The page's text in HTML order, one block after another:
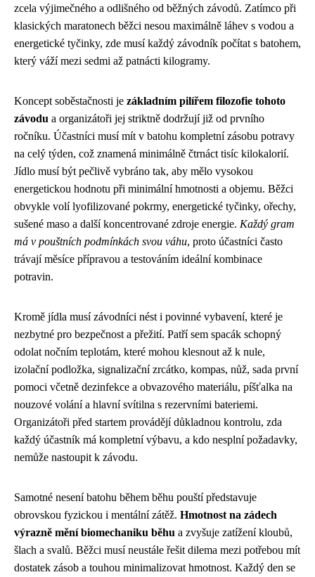
zcela výjimečného a odlišného od běžných závodů. Zatímco při
klasických maratonech běžci nesou maximálně láhev s vodou a
energetické tyčinky, zde musí každý závodník počítat s batohem,
který váží mezi sedmi až patnácti kilogramy.
Koncept soběstačnosti je základním pilířem filozofie tohoto
závodu a organizátoři jej striktně dodržují již od prvního
ročníku. Účastníci musí mít v batohu kompletní zásobu potravy
na celý týden, což znamená minimálně čtrnáct tisíc kilokalorií.
Jídlo musí být pečlivě vybráno tak, aby mělo vysokou
energetickou hodnotu při minimální hmotnosti a objemu. Běžci
obvykle volí lyofilizované pokrmy, energetické tyčinky, ořechy,
sušené maso a další koncentrované zdroje energie. Každý gram
má v pouštních podmínkách svou váhu, proto účastníci často
trávají měsíce přípravou a testováním ideální kombinace
potravin.
Kromě jídla musí závodníci nést i povinné vybavení, které je
nezbytné pro bezpečnost a přežití. Patří sem spacák schopný
odolat nočním teplotám, které mohou klesnout až k nule,
izolační podložka, signalizační zrcátko, kompas, nůž, sada první
pomoci včetně dezinfekce a obvazového materiálu, píšťalka na
nouzové volání a hlavní svítilna s rezervními bateriemi.
Organizátoři před startem provádějí důkladnou kontrolu, zda
každý účastník má kompletní výbavu, a kdo nesplní požadavky,
nemůže nastoupit k závodu.
Samotné nesení batohu během běhu pouští představuje
obrovskou fyzickou i mentální zátěž. Hmotnost na zádech
výrazně mění biomechaniku běhu a zvyšuje zatížení kloubů,
šlach a svalů. Běžci musí neustále řešit dilema mezi potřebou mít
dostatek zásob a touhou minimalizovat hmotnost. Každý den se